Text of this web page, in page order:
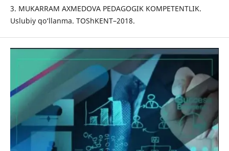
3. MUKARRAM AXMEDOVA PEDAGOGIK KOMPETENTLIK.
Uslubiy qo‘llanma. TOShKENT–2018.